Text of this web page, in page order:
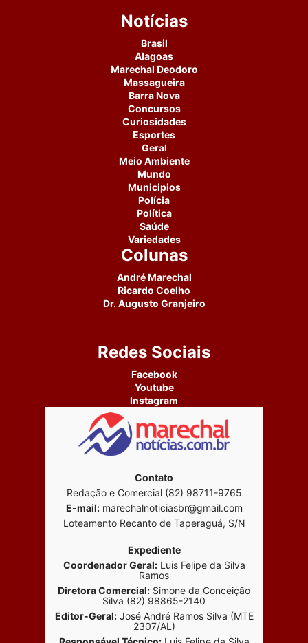
Notícias
Brasil
Alagoas
Marechal Deodoro
Massagueira
Barra Nova
Concursos
Curiosidades
Esportes
Geral
Meio Ambiente
Mundo
Municipios
Polícia
Política
Saúde
Variedades
Colunas
André Marechal
Ricardo Coelho
Dr. Augusto Granjeiro
Redes Sociais
Facebook
Youtube
Instagram
Contato
Redação e Comercial (82) 98711-9765
E-mail:marechalnoticiasbr@gmail.com
Loteamento Recanto de Taperaguá, S/N
Expediente
Coordenador Geral:Luis Felipe da Silva
Ramos
Diretora Comercial: Simone da Conceição
Silva (82) 98865-2140
Editor-Geral:José André Ramos Silva (MTE
2307/AL)